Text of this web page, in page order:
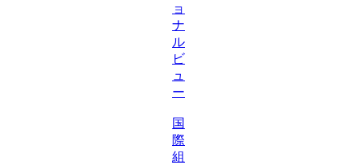
ョ
ナ
ル
ビ
ュ
ー
国
際
組